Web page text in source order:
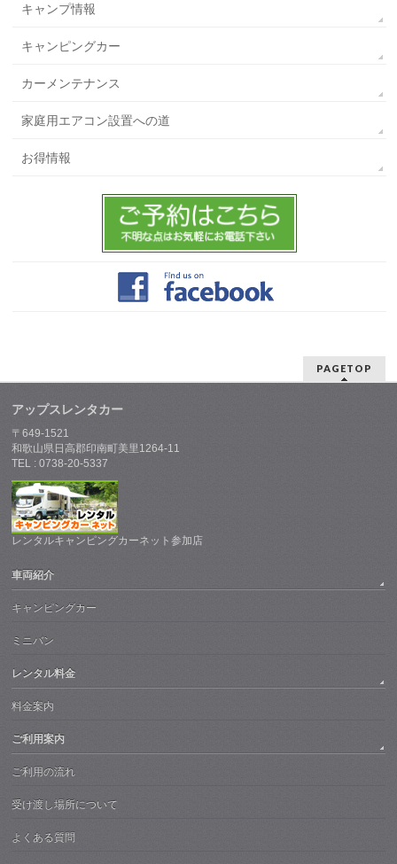
キャンプ情報
キャンピングカー
カーメンテナンス
家庭用エアコン設置への道
お得情報
PAGETOP
アップスレンタカー
〒649-1521
和歌山県日高郡印南町美里1264-11
TEL : 0738-20-5337
レンタルキャンピングカーネット参加店
車両紹介
キャンピングカー
ミニバン
レンタル料金
料金案内
ご利用案内
ご利用の流れ
受け渡し場所について
よくある質問